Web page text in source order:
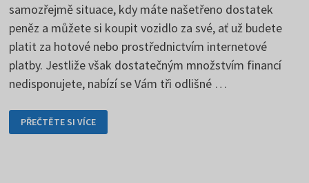
samozřejmě situace, kdy máte našetřeno dostatek
peněz a můžete si koupit vozidlo za své, ať už budete
platit za hotové nebo prostřednictvím internetové
platby. Jestliže však dostatečným množstvím financí
nedisponujete, nabízí se Vám tři odlišné …
LEASING
VS.
PŮJČKA
PŘEČTĚTE SI VÍCE